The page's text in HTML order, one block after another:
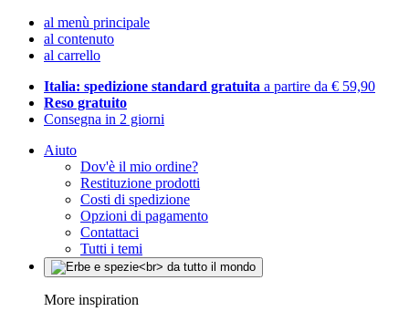
al menù principale
al contenuto
al carrello
Italia: spedizione standard gratuita a partire da € 59,90
Reso gratuito
Consegna in 2 giorni
Aiuto
Dov'è il mio ordine?
Restituzione prodotti
Costi di spedizione
Opzioni di pagamento
Contattaci
Tutti i temi
More inspiration